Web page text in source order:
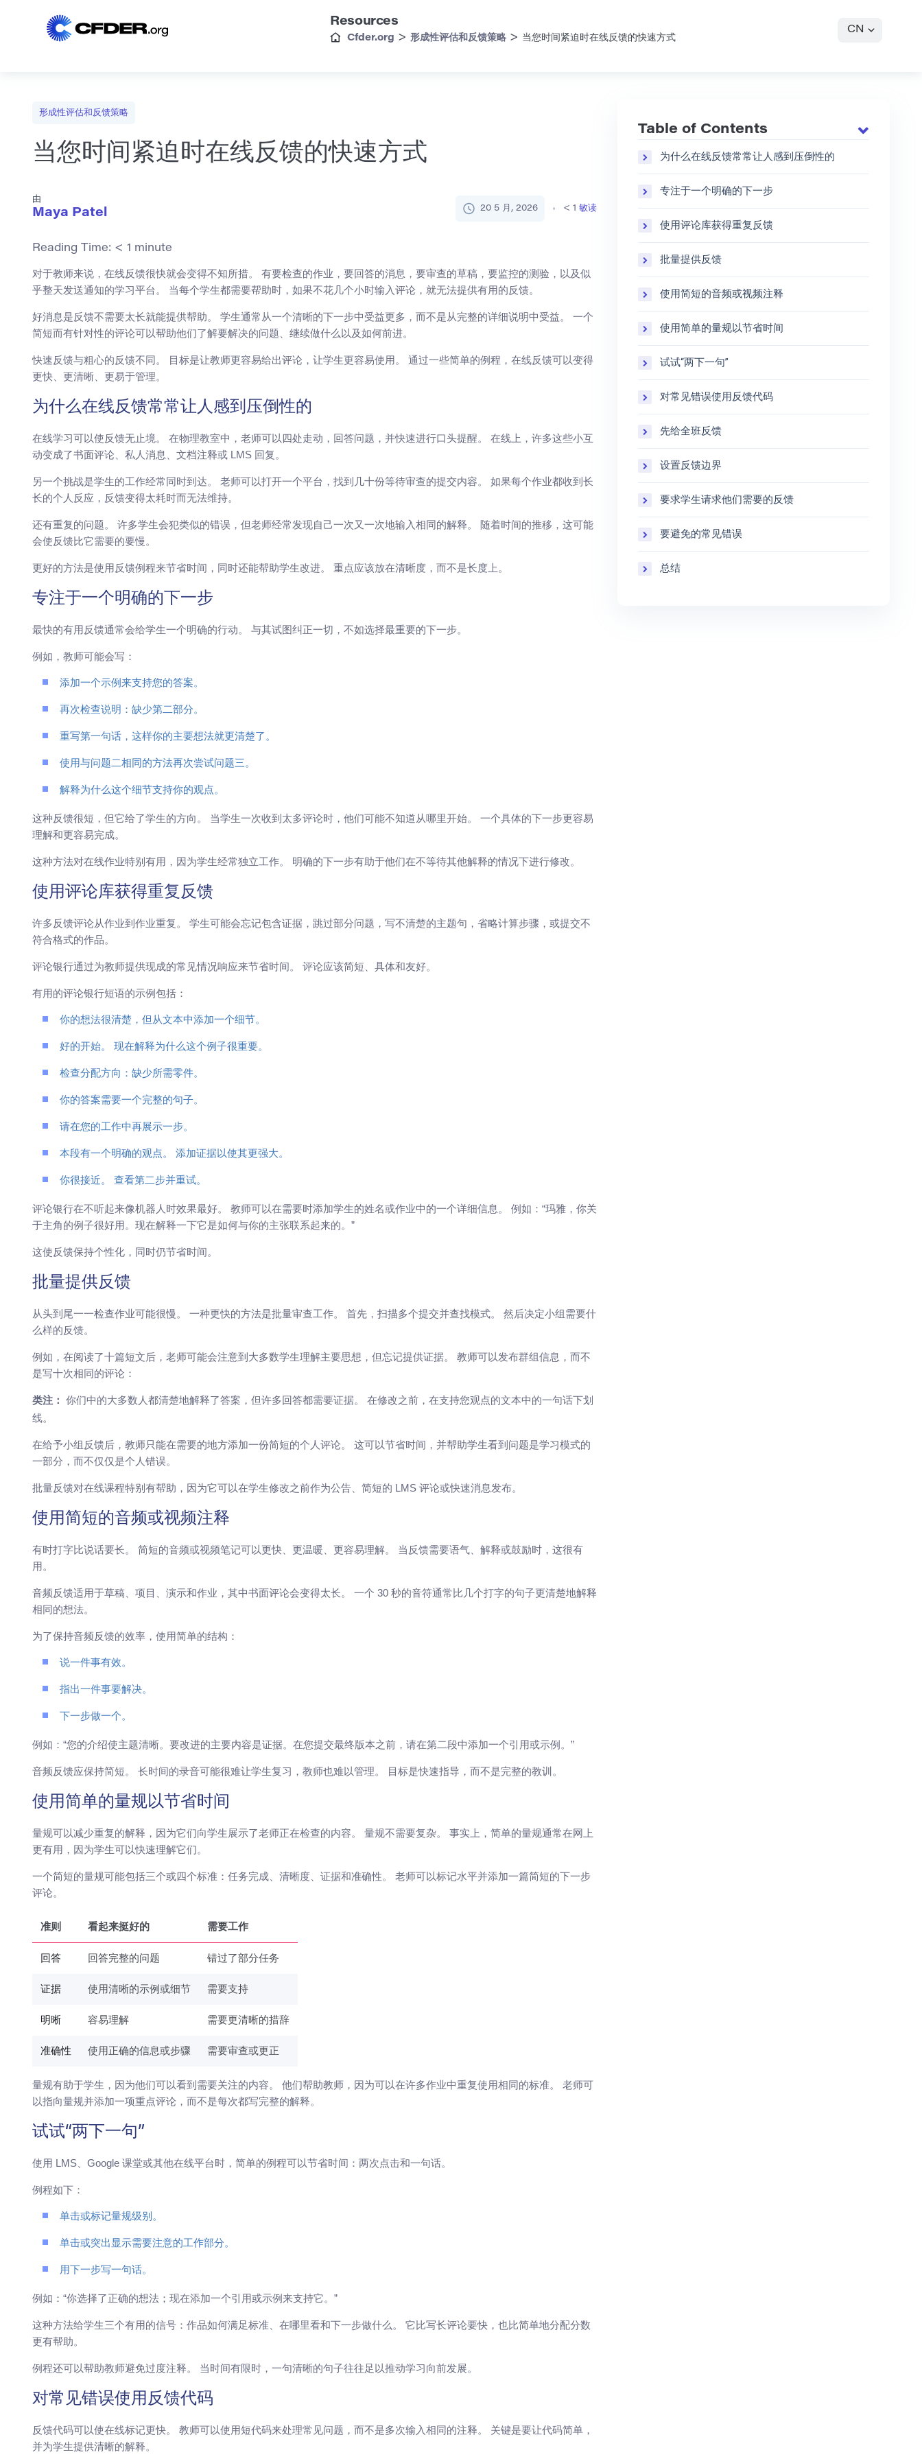
Resources
Cfder.org > 形成性评估和反馈策略 > 当您时间紧迫时在线反馈的快速方式
CN
形成性评估和反馈策略
当您时间紧迫时在线反馈的快速方式
由
Maya Patel 20 5 月, 2026 < 1 敏读
Reading Time: < 1 minute
对于教师来说，在线反馈很快就会变得不知所措。 有要检查的作业，要回答的消息，要审查的草稿，要监控的测验，以及似
乎整天发送通知的学习平台。 当每个学生都需要帮助时，如果不花几个小时输入评论，就无法提供有用的反馈。
好消息是反馈不需要太长就能提供帮助。 学生通常从一个清晰的下一步中受益更多，而不是从完整的详细说明中受益。 一个
简短而有针对性的评论可以帮助他们了解要解决的问题、继续做什么以及如何前进。
快速反馈与粗心的反馈不同。 目标是让教师更容易给出评论，让学生更容易使用。 通过一些简单的例程，在线反馈可以变得
更快、更清晰、更易于管理。
为什么在线反馈常常让人感到压倒性的
在线学习可以使反馈无止境。 在物理教室中，老师可以四处走动，回答问题，并快速进行口头提醒。 在线上，许多这些小互
动变成了书面评论、私人消息、文档注释或 LMS 回复。
另一个挑战是学生的工作经常同时到达。 老师可以打开一个平台，找到几十份等待审查的提交内容。 如果每个作业都收到长
长的个人反应，反馈变得太耗时而无法维持。
还有重复的问题。 许多学生会犯类似的错误，但老师经常发现自己一次又一次地输入相同的解释。 随着时间的推移，这可能
会使反馈比它需要的要慢。
更好的方法是使用反馈例程来节省时间，同时还能帮助学生改进。 重点应该放在清晰度，而不是长度上。
专注于一个明确的下一步
最快的有用反馈通常会给学生一个明确的行动。 与其试图纠正一切，不如选择最重要的下一步。
例如，教师可能会写：
添加一个示例来支持您的答案。
再次检查说明：缺少第二部分。
重写第一句话，这样你的主要想法就更清楚了。
使用与问题二相同的方法再次尝试问题三。
解释为什么这个细节支持你的观点。
这种反馈很短，但它给了学生的方向。 当学生一次收到太多评论时，他们可能不知道从哪里开始。 一个具体的下一步更容易
理解和更容易完成。
这种方法对在线作业特别有用，因为学生经常独立工作。 明确的下一步有助于他们在不等待其他解释的情况下进行修改。
使用评论库获得重复反馈
许多反馈评论从作业到作业重复。 学生可能会忘记包含证据，跳过部分问题，写不清楚的主题句，省略计算步骤，或提交不
符合格式的作品。
评论银行通过为教师提供现成的常见情况响应来节省时间。 评论应该简短、具体和友好。
有用的评论银行短语的示例包括：
你的想法很清楚，但从文本中添加一个细节。
好的开始。 现在解释为什么这个例子很重要。
检查分配方向：缺少所需零件。
你的答案需要一个完整的句子。
请在您的工作中再展示一步。
本段有一个明确的观点。 添加证据以使其更强大。
你很接近。 查看第二步并重试。
评论银行在不听起来像机器人时效果最好。 教师可以在需要时添加学生的姓名或作业中的一个详细信息。 例如：“玛雅，你关
于主角的例子很好用。现在解释一下它是如何与你的主张联系起来的。”
这使反馈保持个性化，同时仍节省时间。
批量提供反馈
从头到尾一一检查作业可能很慢。 一种更快的方法是批量审查工作。 首先，扫描多个提交并查找模式。 然后决定小组需要什
么样的反馈。
例如，在阅读了十篇短文后，老师可能会注意到大多数学生理解主要思想，但忘记提供证据。 教师可以发布群组信息，而不
是写十次相同的评论：
类注：
你们中的大多数人都清楚地解释了答案，但许多回答都需要证据。 在修改之前，在支持您观点的文本中的一句话下划
线。
在给予小组反馈后，教师只能在需要的地方添加一份简短的个人评论。 这可以节省时间，并帮助学生看到问题是学习模式的
一部分，而不仅仅是个人错误。
批量反馈对在线课程特别有帮助，因为它可以在学生修改之前作为公告、简短的 LMS 评论或快速消息发布。
使用简短的音频或视频注释
有时打字比说话要长。 简短的音频或视频笔记可以更快、更温暖、更容易理解。 当反馈需要语气、解释或鼓励时，这很有
用。
音频反馈适用于草稿、项目、演示和作业，其中书面评论会变得太长。 一个 30 秒的音符通常比几个打字的句子更清楚地解释
相同的想法。
为了保持音频反馈的效率，使用简单的结构：
说一件事有效。
指出一件事要解决。
下一步做一个。
例如：“您的介绍使主题清晰。要改进的主要内容是证据。在您提交最终版本之前，请在第二段中添加一个引用或示例。”
音频反馈应保持简短。 长时间的录音可能很难让学生复习，教师也难以管理。 目标是快速指导，而不是完整的教训。
使用简单的量规以节省时间
量规可以减少重复的解释，因为它们向学生展示了老师正在检查的内容。 量规不需要复杂。 事实上，简单的量规通常在网上
更有用，因为学生可以快速理解它们。
一个简短的量规可能包括三个或四个标准：任务完成、清晰度、证据和准确性。 老师可以标记水平并添加一篇简短的下一步
评论。
准则 看起来挺好的 需要工作
回答 回答完整的问题 错过了部分任务
证据 使用清晰的示例或细节 需要支持
明晰 容易理解 需要更清晰的措辞
准确性 使用正确的信息或步骤 需要审查或更正
量规有助于学生，因为他们可以看到需要关注的内容。 他们帮助教师，因为可以在许多作业中重复使用相同的标准。 老师可
以指向量规并添加一项重点评论，而不是每次都写完整的解释。
试试“两下一句”
使用 LMS、Google 课堂或其他在线平台时，简单的例程可以节省时间：两次点击和一句话。
例程如下：
单击或标记量规级别。
单击或突出显示需要注意的工作部分。
用下一步写一句话。
例如：“你选择了正确的想法；现在添加一个引用或示例来支持它。”
这种方法给学生三个有用的信号：作品如何满足标准、在哪里看和下一步做什么。 它比写长评论要快，也比简单地分配分数
更有帮助。
例程还可以帮助教师避免过度注释。 当时间有限时，一句清晰的句子往往足以推动学习向前发展。
对常见错误使用反馈代码
反馈代码可以使在线标记更快。 教师可以使用短代码来处理常见问题，而不是多次输入相同的注释。 关键是要让代码简单，
并为学生提供清晰的解释。
Table of Contents
为什么在线反馈常常让人感到压倒性的
专注于一个明确的下一步
使用评论库获得重复反馈
批量提供反馈
使用简短的音频或视频注释
使用简单的量规以节省时间
试试“两下一句”
对常见错误使用反馈代码
先给全班反馈
设置反馈边界
要求学生请求他们需要的反馈
要避免的常见错误
总结